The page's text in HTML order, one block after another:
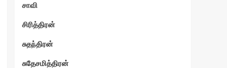
சாவி
சிரித்திரன்
சுதந்திரன்
சுதேசமித்திரன்